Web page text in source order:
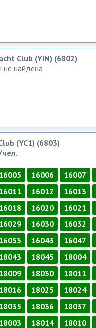
Club (YIN) (6802)
не найдена
(YC1) (6803)
16005 16006 16007
16011 16012 16013
16018 16020 16021
16029 16030 16032
16053 16043 16047
18043 18045 18004
18009 18030 18011
18016 18025 18024
18035 18036 18037
18003 18014 18010